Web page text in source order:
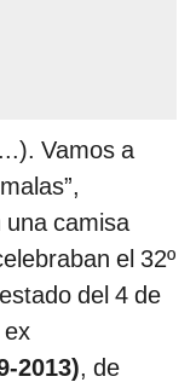
Vamos a
camisa
el 32º
del 4 de
2013), de